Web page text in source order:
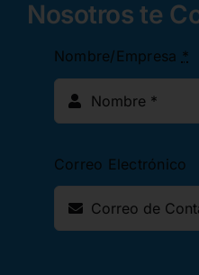
Nosotros te
Nombre/Empresa *
Correo Electrónico